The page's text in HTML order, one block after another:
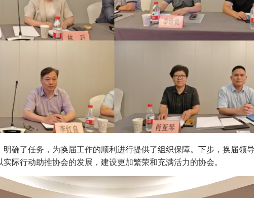
明确了任务，为换届工作的顺利进行提供了组织保障。下步，换届领
际行动助推协会的发展，建设更加繁荣和充满活力的协会。